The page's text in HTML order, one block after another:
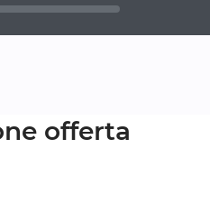
offerta